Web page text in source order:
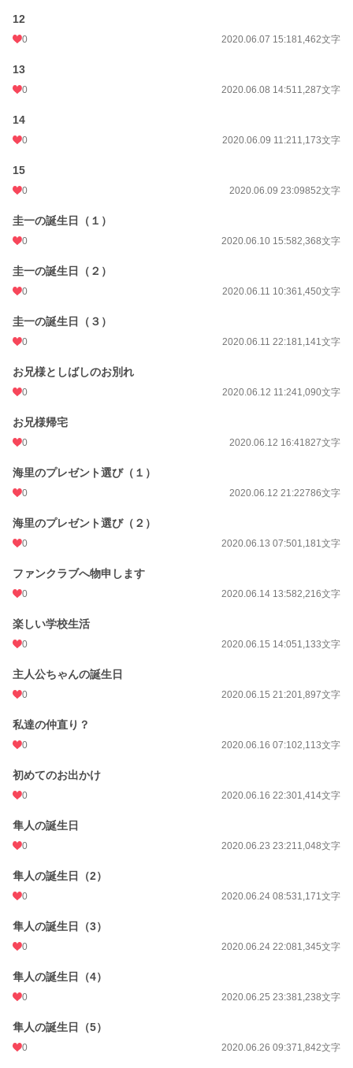
12
0 2020.06.07 15:181,462文字
13
0 2020.06.08 14:511,287文字
14
0 2020.06.09 11:211,173文字
15
0 2020.06.09 23:09852文字
圭一の誕生日（１）
0 2020.06.10 15:582,368文字
圭一の誕生日（２）
0 2020.06.11 10:361,450文字
圭一の誕生日（３）
0 2020.06.11 22:181,141文字
お兄様としばしのお別れ
0 2020.06.12 11:241,090文字
お兄様帰宅
0 2020.06.12 16:41827文字
海里のプレゼント選び（１）
0 2020.06.12 21:22786文字
海里のプレゼント選び（２）
0 2020.06.13 07:501,181文字
ファンクラブへ物申します
0 2020.06.14 13:582,216文字
楽しい学校生活
0 2020.06.15 14:051,133文字
主人公ちゃんの誕生日
0 2020.06.15 21:201,897文字
私達の仲直り？
0 2020.06.16 07:102,113文字
初めてのお出かけ
0 2020.06.16 22:301,414文字
隼人の誕生日
0 2020.06.23 23:211,048文字
隼人の誕生日（2）
0 2020.06.24 08:531,171文字
隼人の誕生日（3）
0 2020.06.24 22:081,345文字
隼人の誕生日（4）
0 2020.06.25 23:381,238文字
隼人の誕生日（5）
0 2020.06.26 09:371,842文字